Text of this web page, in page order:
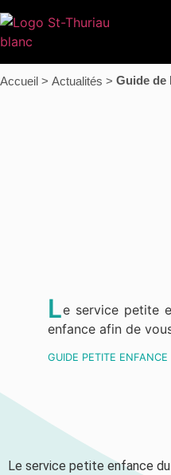
Accueil > Actualités > Guide de
Le service petite
enfance afin de
GUIDE PETITE ENFANCE
Le service petite enfance